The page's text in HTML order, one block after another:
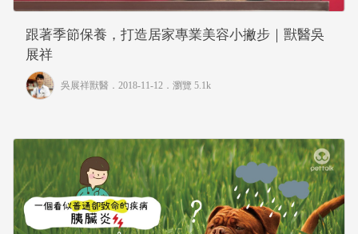
跟著季節保養，打造居家專業美容小撇步｜獸醫吳
展祥
吳展祥獸醫 ．2018-11-12． 瀏覽 5.1k